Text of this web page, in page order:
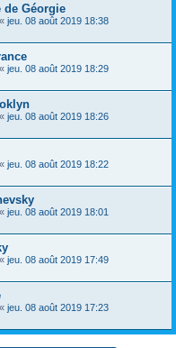
de Géorgie
jeu. 08 août 2019 18:38
jeu. 08 août 2019 18:29
jeu. 08 août 2019 18:26
jeu. 08 août 2019 18:22
jeu. 08 août 2019 18:01
jeu. 08 août 2019 17:49
jeu. 08 août 2019 17:23